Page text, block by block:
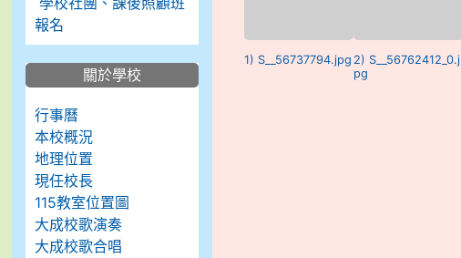
1) S__56737794.jpg 2) S__56762412_0.j
pg
報名
關於學校
行事曆
本校概況
地理位置
現任校長
115教室位置圖
大成校歌演奏
大成校歌合唱